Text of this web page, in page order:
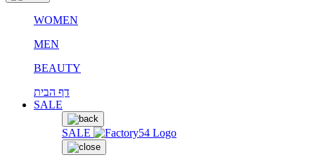
WOMEN
MEN
BEAUTY
דף הבית
SALE
SALE